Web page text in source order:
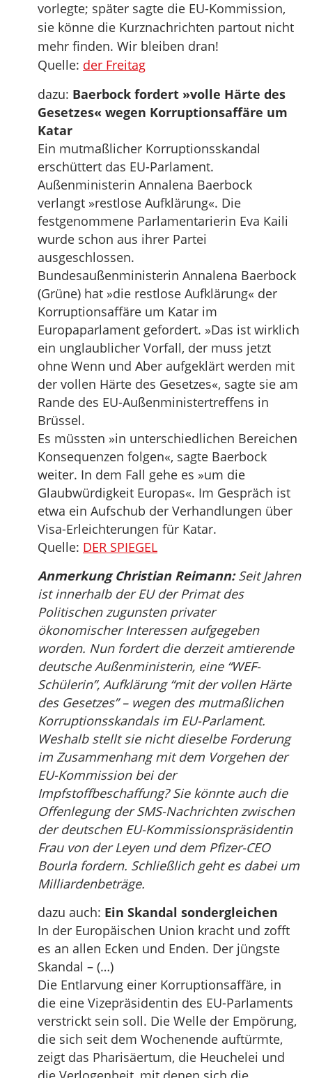
vorlegte; später sagte die EU-Kommission,
sie könne die Kurznachrichten partout nicht
mehr finden. Wir bleiben dran!
Quelle: der Freitag
dazu: Baerbock fordert »volle Härte des
Gesetzes« wegen Korruptionsaffäre um
Katar
Ein mutmaßlicher Korruptionsskandal
erschüttert das EU-Parlament.
Außenministerin Annalena Baerbock
verlangt »restlose Aufklärung«. Die
festgenommene Parlamentarierin Eva Kaili
wurde schon aus ihrer Partei
ausgeschlossen.
Bundesaußenministerin Annalena Baerbock
(Grüne) hat »die restlose Aufklärung« der
Korruptionsaffäre um Katar im
Europaparlament gefordert. »Das ist wirklich
ein unglaublicher Vorfall, der muss jetzt
ohne Wenn und Aber aufgeklärt werden mit
der vollen Härte des Gesetzes«, sagte sie am
Rande des EU-Außenministertreffens in
Brüssel.
Es müssten »in unterschiedlichen Bereichen
Konsequenzen folgen«, sagte Baerbock
weiter. In dem Fall gehe es »um die
Glaubwürdigkeit Europas«. Im Gespräch ist
etwa ein Aufschub der Verhandlungen über
Visa-Erleichterungen für Katar.
Quelle: DER SPIEGEL
Anmerkung Christian Reimann:Seit Jahren
ist innerhalb der EU der Primat des
Politischen zugunsten privater
ökonomischer Interessen aufgegeben
worden. Nun fordert die derzeit amtierende
deutsche Außenministerin, eine “WEF-
Schülerin”, Aufklärung “mit der vollen Härte
des Gesetzes” – wegen des mutmaßlichen
Korruptionsskandals im EU-Parlament.
Weshalb stellt sie nicht dieselbe Forderung
im Zusammenhang mit dem Vorgehen der
EU-Kommission bei der
Impfstoffbeschaffung? Sie könnte auch die
Offenlegung der SMS-Nachrichten zwischen
der deutschen EU-Kommissionspräsidentin
Frau von der Leyen und dem Pfizer-CEO
Bourla fordern. Schließlich geht es dabei um
Milliardenbeträge.
dazu auch: Ein Skandal sondergleichen
In der Europäischen Union kracht und zofft
es an allen Ecken und Enden. Der jüngste
Skandal – (…)
Die Entlarvung einer Korruptionsaffäre, in
die eine Vizepräsidentin des EU-Parlaments
verstrickt sein soll. Die Welle der Empörung,
die sich seit dem Wochenende auftürmte,
zeigt das Pharisäertum, die Heuchelei und